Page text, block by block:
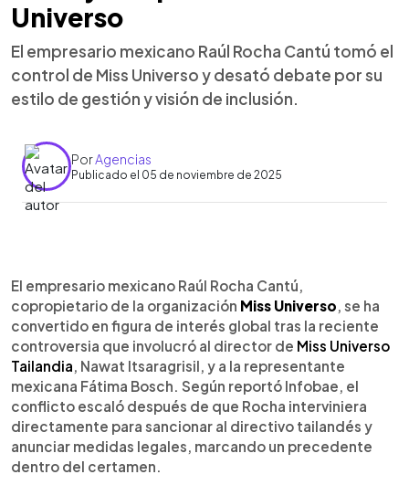
Universo
El empresario mexicano Raúl Rocha Cantú tomó el
control de Miss Universo y desató debate por su
estilo de gestión y visión de inclusión.
PorAgencias
Publicado el 05 de noviembre de 2025
Escuchar artículo
Raúl Rocha Cantú, empresario mexicano y
copropietario de Miss Universo, ha ganado
notoriedad internacional tras intervenir en la
reciente polémica entre la representante
mexicana Fátima Bosch y el director tailandés
Nawat Itsaragrisil. Originario de Monterrey y
fundador de Legacy Holding Group, Rocha ha
construido un imperio en sectores como energía,
tecnología y espectáculos. Su llegada al
certamen de belleza trajo cambios internos,
disputas y debates sobre inclusión. Según
El empresario mexicano Raúl Rocha Cantú,
copropietario de la organización Miss Universo, se ha
convertido en figura de interés global tras la reciente
controversia que involucró al director de Miss Universo
Tailandia, Nawat Itsaragrisil, y a la representante
mexicana Fátima Bosch. Según reportó Infobae, el
conflicto escaló después de que Rocha interviniera
directamente para sancionar al directivo tailandés y
anunciar medidas legales, marcando un precedente
dentro del certamen.